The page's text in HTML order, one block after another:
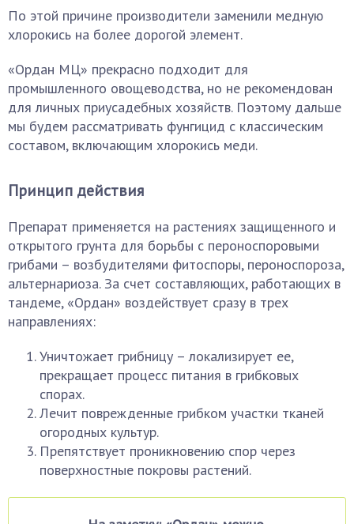
По этой причине производители заменили медную
хлорокись на более дорогой элемент.
«Ордан МЦ» прекрасно подходит для
промышленного овощеводства, но не рекомендован
для личных приусадебных хозяйств. Поэтому дальше
мы будем рассматривать фунгицид с классическим
составом, включающим хлорокись меди.
Принцип действия
Препарат применяется на растениях защищенного и
открытого грунта для борьбы с пероноспоровыми
грибами – возбудителями фитоспоры, пероноспороза,
альтернариоза. За счет составляющих, работающих в
тандеме, «Ордан» воздействует сразу в трех
направлениях:
Уничтожает грибницу – локализирует ее,
прекращает процесс питания в грибковых
спорах.
Лечит поврежденные грибком участки тканей
огородных культур.
Препятствует проникновению спор через
поверхностные покровы растений.